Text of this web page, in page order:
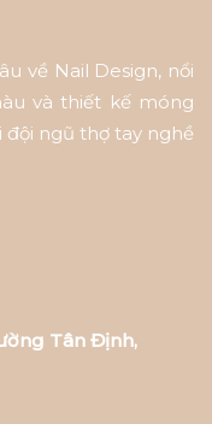
về Nail Design, nổi
và thiết kế móng
ngũ thợ tay nghề
Tân Định,